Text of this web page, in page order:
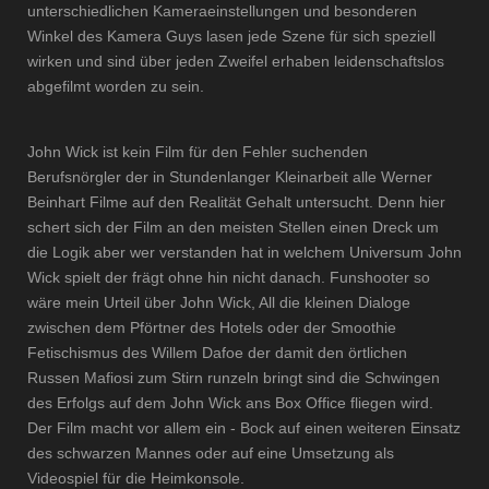
unterschiedlichen Kameraeinstellungen und besonderen
Winkel des Kamera Guys lasen jede Szene für sich speziell
wirken und sind über jeden Zweifel erhaben leidenschaftslos
abgefilmt worden zu sein.
John Wick ist kein Film für den Fehler suchenden
Berufsnörgler der in Stundenlanger Kleinarbeit alle Werner
Beinhart Filme auf den Realität Gehalt untersucht. Denn hier
schert sich der Film an den meisten Stellen einen Dreck um
die Logik aber wer verstanden hat in welchem Universum John
Wick spielt der frägt ohne hin nicht danach. Funshooter so
wäre mein Urteil über John Wick, All die kleinen Dialoge
zwischen dem Pförtner des Hotels oder der Smoothie
Fetischismus des Willem Dafoe der damit den örtlichen
Russen Mafiosi zum Stirn runzeln bringt sind die Schwingen
des Erfolgs auf dem John Wick ans Box Office fliegen wird.
Der Film macht vor allem ein - Bock auf einen weiteren Einsatz
des schwarzen Mannes oder auf eine Umsetzung als
Videospiel für die Heimkonsole.